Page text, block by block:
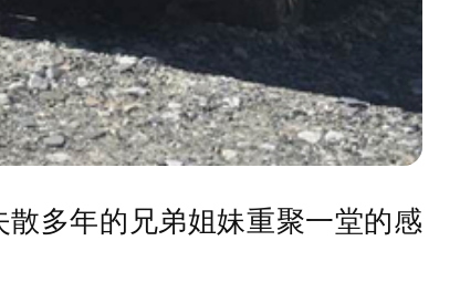
多年的兄弟姐妹重聚一堂的感